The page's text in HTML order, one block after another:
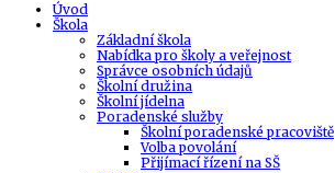
Úvod
Škola
Základní škola
Nabídka pro školy a veřejnost
Správce osobních údajů
Školní družina
Školní jídelna
Poradenské služby
Školní poradenské pracoviště
Volba povolání
Přijímací řízení na SŠ